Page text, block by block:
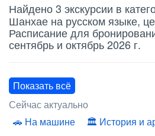
Найдено 3 экскурсии в
Шанхае на русском языке,
Расписание для
сентябрь и октябрь 2026 г.
Показать всё
Сейчас актуально
На машине
История и